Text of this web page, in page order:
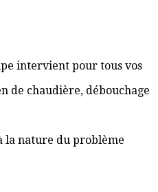
intervient pour tous vos
de chaudière, débouchage
la nature du problème